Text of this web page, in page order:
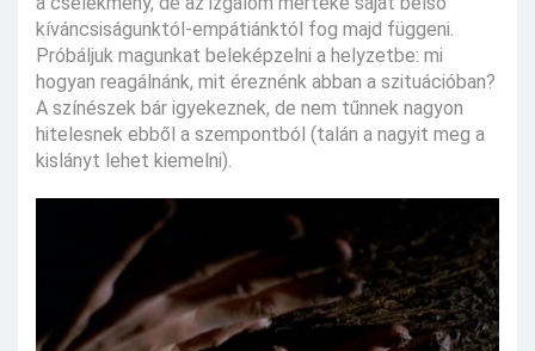
kíváncsiságunktól-empátiánktól fog majd függeni.
Próbáljuk magunkat beleképzelni a helyzetbe: mi
hogyan reagálnánk, mit éreznénk abban a szituációban?
A színészek bár igyekeznek, de nem tűnnek nagyon
hitelesnek ebből a szempontból (talán a nagyit meg a
kislányt lehet kiemelni).